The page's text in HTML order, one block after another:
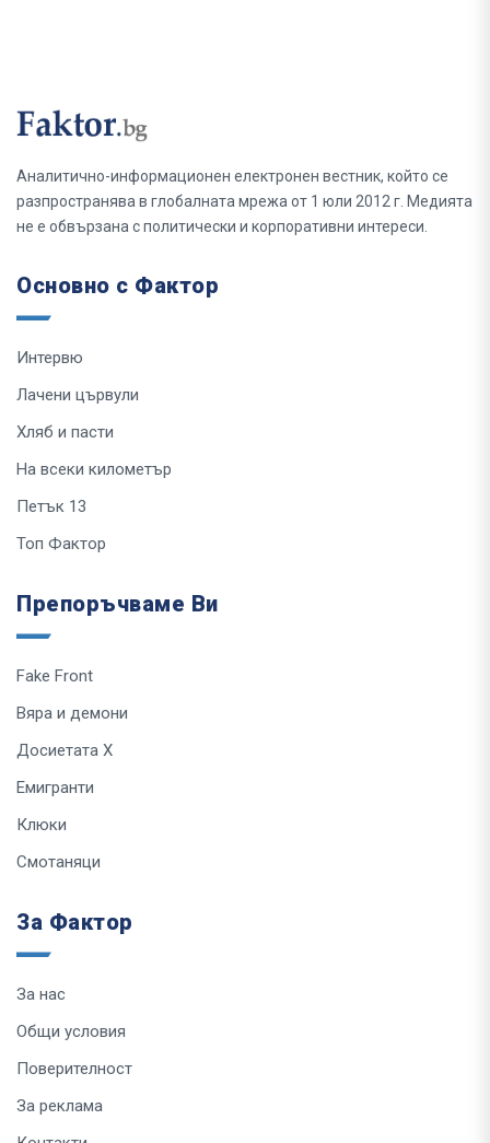
Аналитично-информационен електронен вестник, който се
разпространява в глобалната мрежа от 1 юли 2012 г. Медията
не е обвързана с политически и корпоративни интереси.
Основно с Фактор
Интервю
Лачени цървули
Хляб и пасти
На всеки километър
Петък 13
Топ Фактор
Препоръчваме Ви
Fake Front
Вяра и демони
Досиетата Х
Емигранти
Клюки
Смотаняци
За Фактор
За нас
Общи условия
Поверителност
За реклама